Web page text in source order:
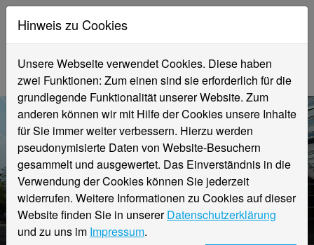
Aktuelle Meldungen
Hochschule Niederrhein
Hinweis zu Cookies
Unsere Webseite verwendet Cookies. Diese haben
zwei Funktionen: Zum einen sind sie erforderlich für die
grundlegende Funktionalität unserer Website. Zum
anderen können wir mit Hilfe der Cookies unsere Inhalte
für Sie immer weiter verbessern. Hierzu werden
pseudonymisierte Daten von Website-Besuchern
gesammelt und ausgewertet. Das Einverständnis in die
Verwendung der Cookies können Sie jederzeit
widerrufen. Weitere Informationen zu Cookies auf dieser
Website finden Sie in unsererDatenschutzerklärung
und zu uns im Impressum.